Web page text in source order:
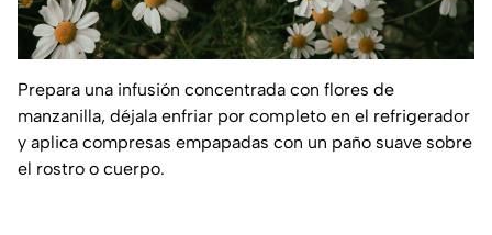
Prepara una infusión concentrada con flores de
manzanilla, déjala enfriar por completo en el refrigerador
y aplica compresas empapadas con un paño suave sobre
el rostro o cuerpo.